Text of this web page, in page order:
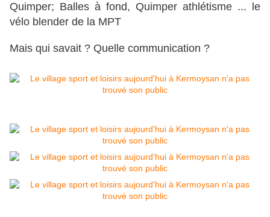
Quimper; Balles à fond, Quimper athlétisme ... le
vélo blender de la MPT
Mais qui savait ? Quelle communication ?